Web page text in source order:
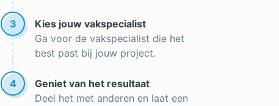
Hydrofoberen
Stoomreiniging
Gevel impregneren
3
Kies jouw vakspecialist
Ga voor de vakspecialist die het
best past bij jouw project.
4
Geniet van het resultaat
Deel het met anderen en laat een